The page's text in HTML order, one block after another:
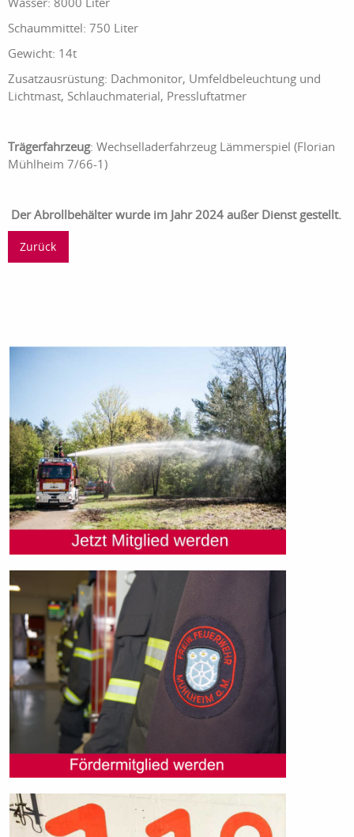
Schaummittel: 750 Liter
Gewicht: 14t
Zusatzausrüstung: Dachmonitor, Umfeldbeleuchtung und
Lichtmast, Schlauchmaterial, Pressluftatmer
Trägerfahrzeug: Wechselladerfahrzeug Lämmerspiel (Florian
Mühlheim 7/66-1)
Der Abrollbehälter wurde im Jahr 2024 außer Dienst gestellt.
Zurück